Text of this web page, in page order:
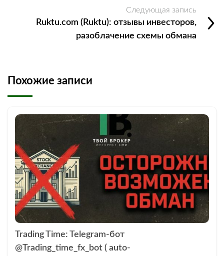
Следующая запись
Ruktu.com (Ruktu): отзывы инвесторов,
разоблачение схемы обмана
Похожие записи
Trading Time: Telegram-бот
@Trading_time_fx_bot ( auto-